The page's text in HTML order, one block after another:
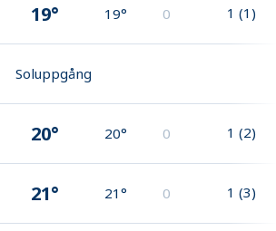
19° 19° 0 1 (1)
Soluppgång
20° 20° 0 1 (2)
21° 21° 0 1 (3)